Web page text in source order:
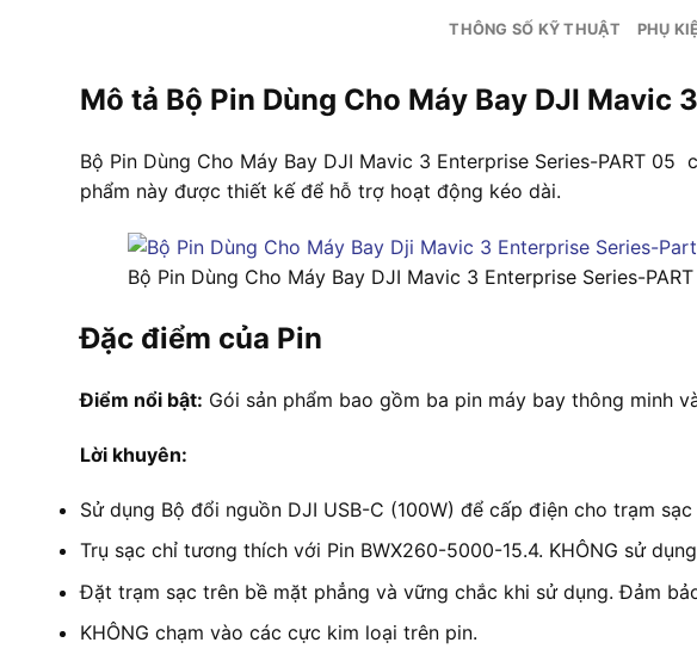
THÔNG SỐ KỸ THUẬT PHỤ
Mô tả Bộ Pin Dùng Cho Máy Bay DJI Mavic
Bộ Pin Dùng Cho Máy Bay DJI Mavic 3 Enterprise Series-PART
phẩm này được thiết kế để hỗ trợ hoạt động kéo dài.
Bộ Pin Dùng Cho Máy Bay DJI Mavic 3 Enterprise Series-
Đặc điểm của Pin
Điểm nổi bật: Gói sản phẩm bao gồm ba pin máy bay thông minh
Lời khuyên:
Sử dụng Bộ đổi nguồn DJI USB-C (100W) để cấp điện cho trạm
Trụ sạc chỉ tương thích với Pin BWX260-5000-15.4. KHÔNG sử
Đặt trạm sạc trên bề mặt phẳng và vững chắc khi sử dụng. Đảm
KHÔNG chạm vào các cực kim loại trên pin.